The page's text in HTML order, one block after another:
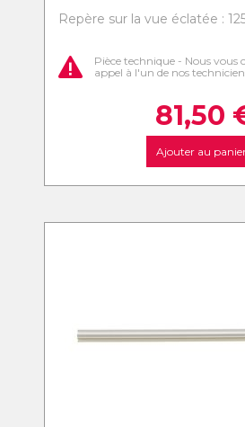
Repère sur la vue éclatée :
Pièce technique - Nous vous
appel à l'un de nos
81,50
Ajouter au